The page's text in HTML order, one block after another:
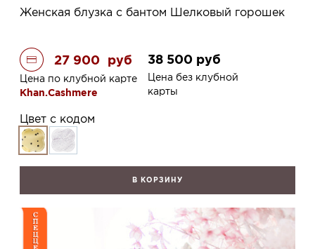
Женская блузка с бантом Шелковый горошек
27 900 руб
Цена по клубной карте
Khan.Cashmere
38 500 руб
Цена без клубной
карты
Цвет с кодом
В КОРЗИНУ